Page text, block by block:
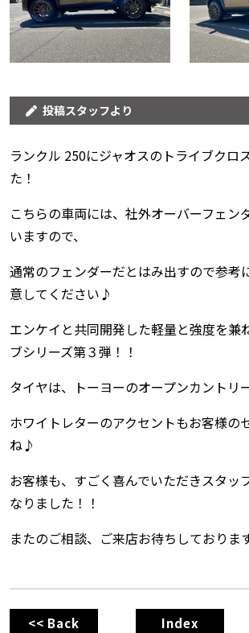
投稿スタッフより
ランクル 250にジャオスのトライブクロ
た！
こちらの車両には、社外オーバーフェン
いますので、
通常のフェンダーだとはみ出すので参考
意してください♪
エンケイと共同開発した軽量と強度を兼
ブシリーズ第３弾！！
タイヤは、トーヨーのオープンカントリ
ホワイトレターのアクセントもお客様の
ね♪
お客様も、すごく喜んでいただきスタッ
なりました！！
またのご相談、ご来店お待ちしております
<< Back Index